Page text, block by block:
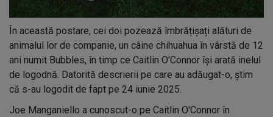
În această postare, cei doi pozează îmbrățișați alături de
animalul lor de companie, un câine chihuahua în vârstă de 12
ani numit Bubbles, în timp ce Caitlin O'Connor își arată inelul
de logodnă. Datorită descrierii pe care au adăugat-o, știm
că s-au logodit de fapt pe 24 iunie 2025.
Joe Manganiello a cunoscut-o pe Caitlin O'Connor în